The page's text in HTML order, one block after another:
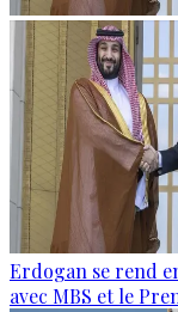
Erdogan se rend
avec MBS et le